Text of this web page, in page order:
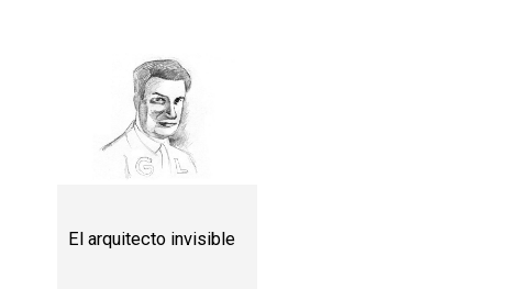
El arquitecto invisible